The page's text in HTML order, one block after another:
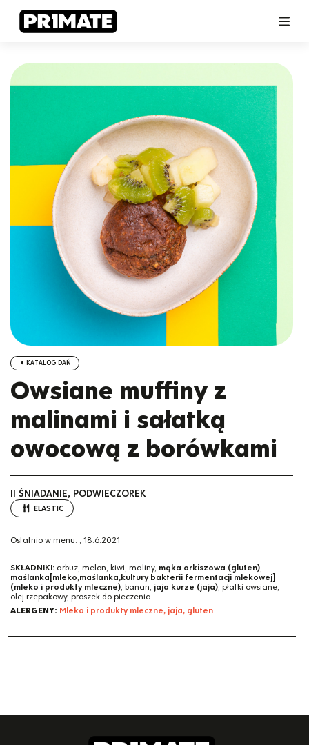
KATALOG DAŃ
Owsiane muffiny z
malinami i sałatką
owocową z borówkami
II ŚNIADANIE, PODWIECZOREK
ELASTIC
Ostatnio w menu: , 18.6.2021
SKŁADNIKI: arbuz, melon, kiwi, maliny, mąka orkiszowa (gluten),
maślanka[mleko,maślanka,kultury bakterii fermentacji mlekowej]
(mleko i produkty mleczne), banan, jaja kurze (jaja), płatki owsiane,
olej rzepakowy, proszek do pieczenia
ALERGENY: Mleko i produkty mleczne, jaja, gluten